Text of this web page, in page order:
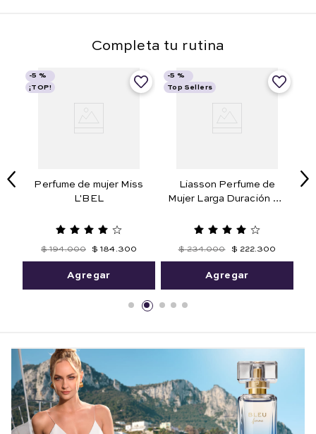
Completa tu rutina
-5 %
¡TOP!
Perfume de mujer Miss
L'BEL
$ 194.000 $ 184.300
Agregar
-5 %
Top Sellers
Liasson Perfume de
Mujer Larga Duración 50
$ 234.000 $ 222.300
Agregar